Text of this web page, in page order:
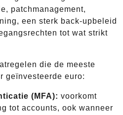
patchmanagement,
een sterk back-upbeleid
tot wat strikt
die de meeste
geïnvesteerde euro:
(MFA): voorkomt
tot accounts, ook wanneer